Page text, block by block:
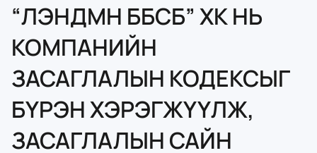
“ЛЭНДМН ББСБ” ХК НЬ
КОМПАНИЙН
ЗАСАГЛАЛЫН КОДЕКСЫГ
БҮРЭН ХЭРЭГЖҮҮЛЖ,
ЗАСАГЛАЛЫН САЙН